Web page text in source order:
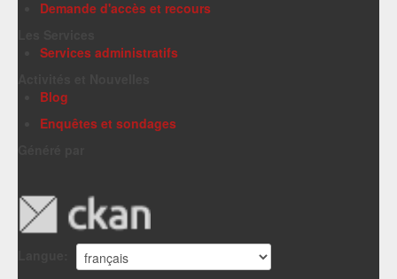
Demande d'accès et recours
Services administratifs
Blog
Enquêtes et sondages